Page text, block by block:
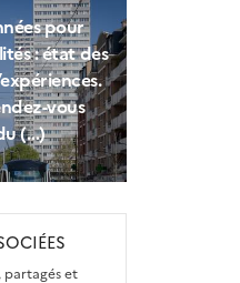
pour
: état des
vous
(…)
et